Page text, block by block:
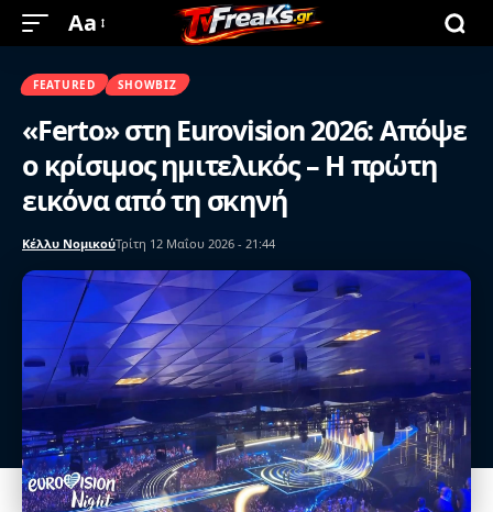
Aa
FEATURED SHOWBIZ
«Ferto» στη Eurovision 2026: Απόψε
ο κρίσιμος ημιτελικός – Η πρώτη
εικόνα από τη σκηνή
Κέλλυ ΝομικούΤρίτη 12 Μαΐου 2026 - 21:44